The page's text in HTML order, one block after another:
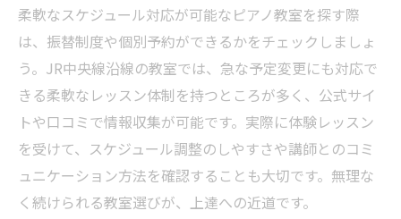
確認
ピアノ教室選びで契約内容をチェックする
重要性
短期ピアノ教室のサポート体制を見極める
方法
子どもの成長に合う短期ピアノ教室の探し方
子どもに適した短期ピアノ教室の選び方ガ
柔軟なスケジュール対応が可能なピアノ教室を探す際
は、振替制度や個別予約ができるかをチェックしましょ
う。JR中央線沿線の教室では、急な予定変更にも対応で
きる柔軟なレッスン体制を持つところが多く、公式サイ
トや口コミで情報収集が可能です。実際に体験レッスン
を受けて、スケジュール調整のしやすさや講師とのコミ
ュニケーション方法を確認することも大切です。無理な
く続けられる教室選びが、上達への近道です。